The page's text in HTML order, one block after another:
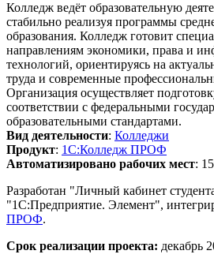
Колледж ведёт образовательную
стабильно реализуя программы
образования. Колледж готовит
направлениям экономики, права и
технологий, ориентируясь на
труда и современные
Организация осуществляет
соответствии с федеральными
образовательными стандартами.
Вид деятельности: Колледжи
Продукт: 1С:Колледж ПРОФ
Автоматизировано рабочих мест:
Разработан "Личный кабинет
"1С:Предприятие. Элемент",
ПРОФ.
Срок реализации проекта: декабрь